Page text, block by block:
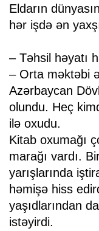
Eldarın
hər işdə ən
– Təhsil həyatı
– Orta məktəbi
Azərbaycan
olundu. Heç
ilə oxudu.
Kitab oxumağı
marağı vardı.
yarışlarında
həmişə hiss
yaşıdlarından
istəyirdi.